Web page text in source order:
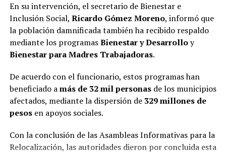
En su intervención, el secretario de Bienestar e
Inclusión Social, Ricardo Gómez Moreno, informó que
la población damnificada también ha recibido respaldo
mediante los programasBienestar y Desarrolloy
Bienestar para Madres Trabajadoras.
De acuerdo con el funcionario, estos programas han
beneficiado amás de 32 mil personasde los municipios
afectados, mediante la dispersión de 329 millones de
pesosen apoyos sociales.
Con la conclusión de las Asambleas Informativas para la
Relocalización, las autoridades dieron por concluida esta